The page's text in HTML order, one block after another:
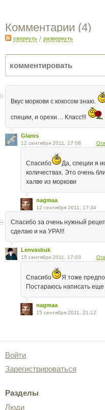
Комментарии (4)
свернуть / развернуть
Вкус моркови с кокосом знаю.
специи, и орехи… Класс!!!
Glaros
12 сентября 2011, 17:08
Спасибо
Да, специи я
количествах. Это очень
халве из моркови
nagmaa
12 сентября 2011, 17:34
Спасибо за очень нужный
сделаю и на УРА!!!
Lenvasbuk
15 сентября 2011, 17:03
Спасибо
Я тоже
Постараюсь написать
nagmaa
15 сентября 2011, 21:12
Войти
Зарегистрироваться
Разделы
Люди